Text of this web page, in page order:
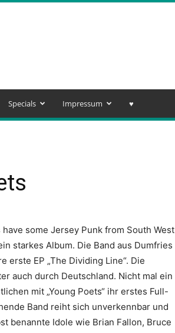
Specials Impressum ♥️
have some Jersey Punk from South West
starkes Album. Die Band aus Dumfries
EP „The Dividing Line“. Die
auch durch Deutschland. Nicht mal ein
mit „Young Poets“ ihr erstes Full-
Band reiht sich unverkennbar und
benannte Idole wie Brian Fallon, Bruce